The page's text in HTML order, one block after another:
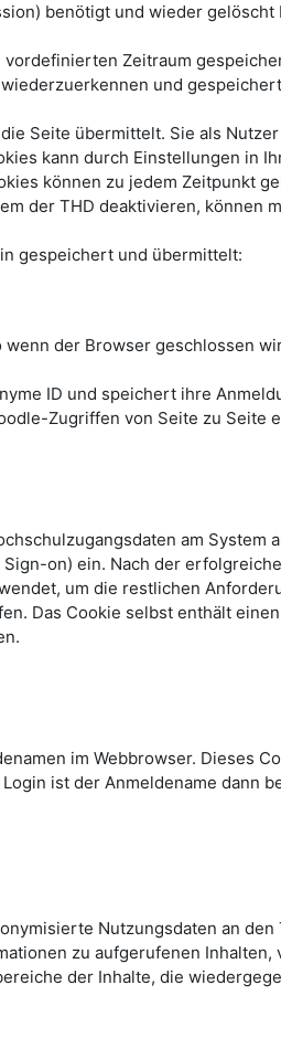
benötigt und wieder gelöscht
vordefinierten Zeitraum
und
Seite übermittelt. Sie als
kann durch Einstellungen in
können zu jedem Zeitpunkt
der THD deaktivieren, können
gespeichert und übermittelt:
der Browser geschlossen
ID und speichert ihre
Zugriffen von Seite zu Seite
am System
on) ein. Nach der
um die restlichen
Das Cookie selbst enthält einen
im Webbrowser. Dieses
ist der Anmeldename dann
Nutzungsdaten an den
zu aufgerufenen Inhalten,
der Inhalte, die